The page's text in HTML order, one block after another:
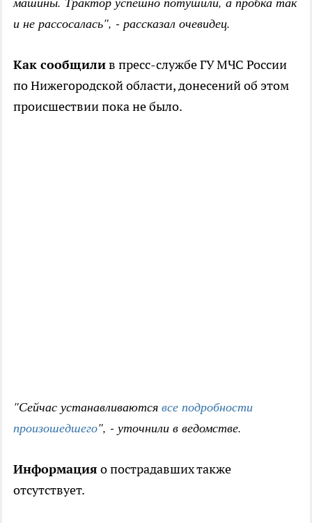
и не рассосалась", - рассказал очевидец.
Как сообщилив пресс-службе ГУ МЧС России
по Нижегородской области, донесений об этом
происшествии пока не было.
"Сейчас устанавливаются все подробности
произошедшего", - уточнили в ведомстве.
Информация о пострадавших также
отсутствует.